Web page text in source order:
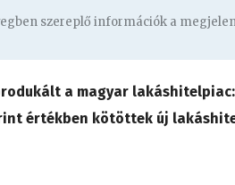
szereplő információk a
a magyar
értékben kötöttek új